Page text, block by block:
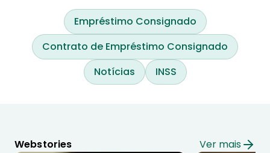
Empréstimo Consignado
Contrato de Empréstimo Consignado
Notícias
INSS
Webstories Ver mais